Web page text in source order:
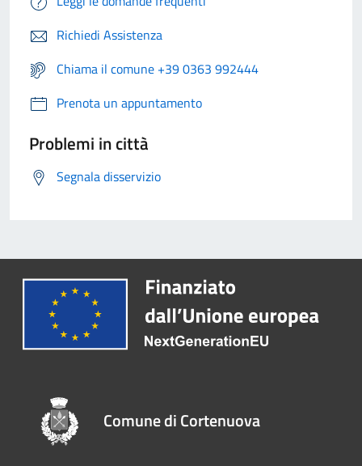
Richiedi Assistenza
Chiama il comune +39 0363 992444
Prenota un appuntamento
Problemi in città
Segnala disservizio
Comune di Cortenuova